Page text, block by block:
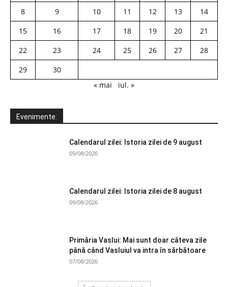
8
9 10 11 12 13
14
15
16 17 18 19 20
21
22
23 24 25 26 27
28
29
30
« mai
iul. »
Evenimente:
Calendarul zilei: Istoria zilei de 9 august
09/08/2026
Calendarul zilei: Istoria zilei de 8 august
09/08/2026
Primăria Vaslui: Mai sunt doar câteva zile
până când Vasluiul va intra în sărbătoare
07/08/2026